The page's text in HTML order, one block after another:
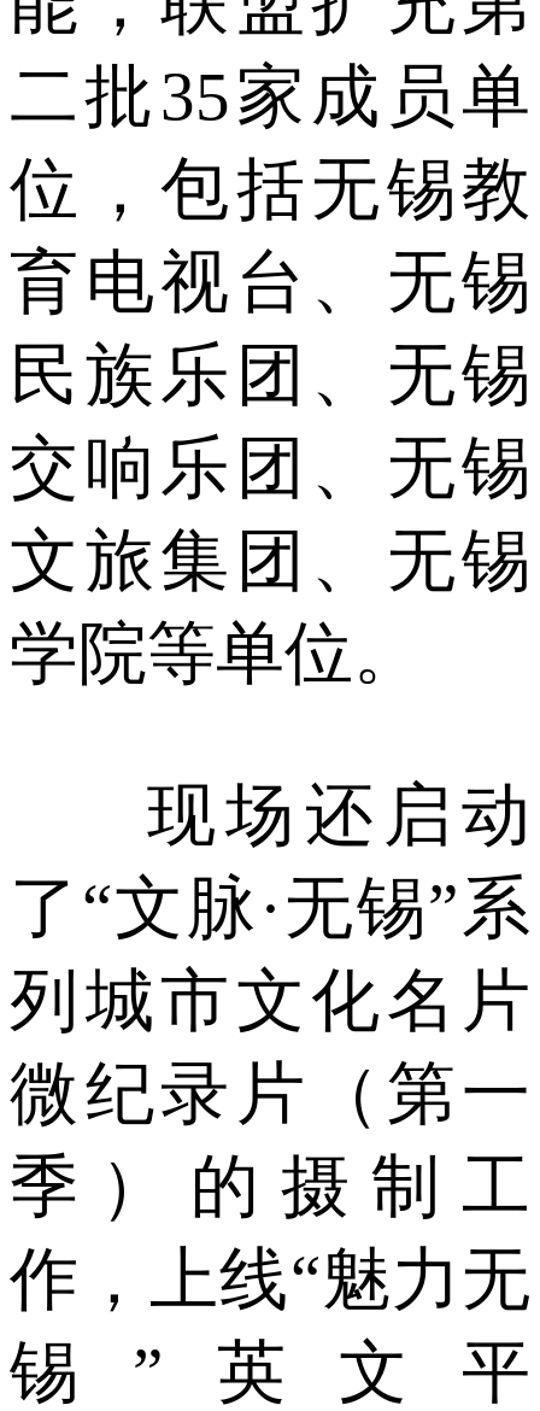
二批35家成员单
位，包括无锡教
育电视台、无锡
民族乐团、无锡
交响乐团、无锡
文旅集团、无锡
学院等单位。
现场还启动
了“文脉·无锡”系
列城市文化名片
微纪录片（第一
季）的摄制工
作，上线“魅力无
锡”英文平